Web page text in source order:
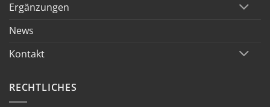
Ergänzungen
News
Kontakt
RECHTLICHES